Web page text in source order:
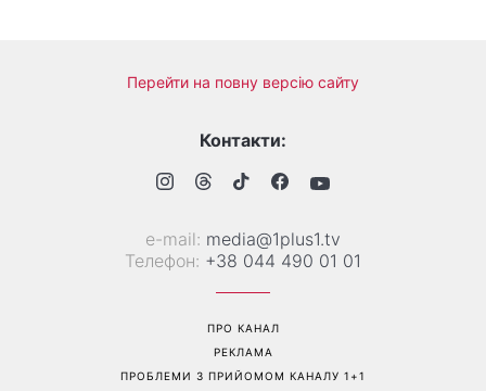
Перейти на повну версію сайту
Контакти:
е-mail: media@1plus1.tv
Телефон: +38 044 490 01 01
ПРО КАНАЛ
РЕКЛАМА
ПРОБЛЕМИ З ПРИЙОМОМ КАНАЛУ 1+1